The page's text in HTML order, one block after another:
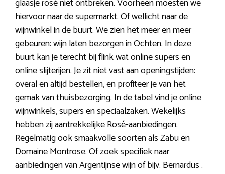
glaasje rosé niet ontbreken. Voorheen moesten we
hiervoor naar de supermarkt. Of wellicht naar de
wijnwinkel in de buurt. We zien het meer en meer
gebeuren: wijn laten bezorgen in Ochten. In deze
buurt kan je terecht bij flink wat online supers en
online slijterijen. Je zit niet vast aan openingstijden:
overal en altijd bestellen, en profiteer je van het
gemak van thuisbezorging. In de tabel vind je online
wijnwinkels, supers en speciaalzaken. Wekelijks
hebben zij aantrekkelijke Rosé-aanbiedingen.
Regelmatig ook smaakvolle soorten als Zabu en
Domaine Montrose. Of zoek specifiek naar
aanbiedingen van Argentijnse wijn of bijv. Bernardus .